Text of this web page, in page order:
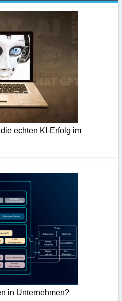
echten KI-Erfolg im
in Unternehmen?